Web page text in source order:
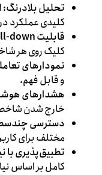
تحلیل بلادرنگ:
کلیدی عملکرد
قابلیت drill-down
کلیک روی هر
نمودارهای
و قابل فهم.
هشدارهای
خارج شدن
دسترسی
مختلف برای
تطبیق‌پذیری با
کامل بر اساس